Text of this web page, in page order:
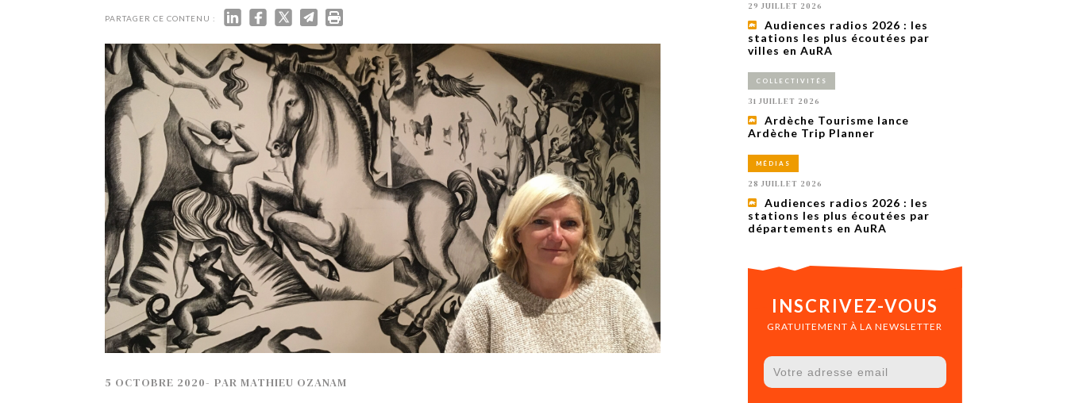
ÉVÉNEMENTIELS
SERVICES
OPINIONS
LA REVUE
ARTICLE
PARTENAIRE
Amandine Burret
rejoint Sainte-Foy-
lès-Lyon
saison autour de son concept autour de
Alexandra Thizy, sa responsable
marketing et communication, revient sur
la campagne.
1 AN
PARTAGER CE CONTENU :
5 OCTOBRE 2020- PARMATHIEU OZANAM
29 JUILLET 2026
Audiences radios 2026 : les
stations les plus écoutées par
villes en AuRA
COLLECTIVITÉS
31 JUILLET 2026
Ardèche Tourisme lance
Ardèche Trip Planner
MÉDIAS
28 JUILLET 2026
Audiences radios 2026 : les
stations les plus écoutées par
départements en AuRA
INSCRIVEZ-VOUS
GRATUITEMENT À LA NEWSLETTER